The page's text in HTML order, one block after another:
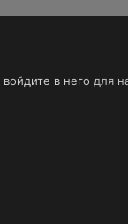
войдите в него для